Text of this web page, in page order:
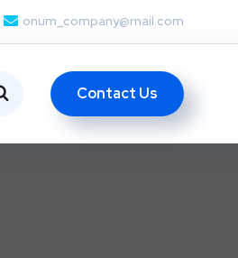
onum_company@mail.com
Contact Us